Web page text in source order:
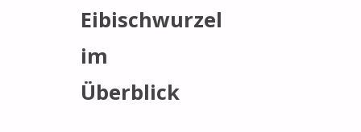
Eibischwurzel
im
Überblick